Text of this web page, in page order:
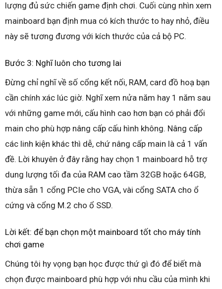
lượng đủ sức chiến game định chơi. Cuối cùng nhìn xem
mainboard bạn định mua có kích thước to hay nhỏ, điều
này sẽ tương đương với kích thước của cả bộ PC.
Bước 3: Nghĩ luôn cho tương lai
Đừng chỉ nghĩ về số cổng kết nối, RAM, card đồ hoạ bạn
cần chính xác lúc giờ. Nghĩ xem nửa năm hay 1 năm sau
với những game mới, cấu hình cao hơn bạn có phải đổi
main cho phù hợp nâng cấp cấu hình không. Nâng cấp
các linh kiện khác thì dễ, chứ nâng cấp main là cả 1 vấn
đề. Lời khuyên ở đây rằng hay chọn 1 mainboard hỗ trợ
dung lượng tối đa của RAM cao tầm 32GB hoặc 64GB,
thừa sẵn 1 cổng PCIe cho VGA, vài cổng SATA cho ổ
cứng và cổng M.2 cho ổ SSD.
Lời kết: để bạn chọn một mainboard tốt cho máy tính
chơi game
Chúng tôi hy vọng bạn học được thứ gì đó để biết mà
chọn được mainboard phù hợp với nhu cầu của mình khi